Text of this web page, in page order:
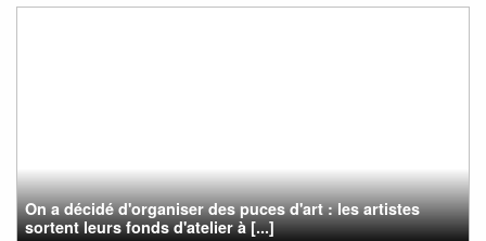
On a décidé d'organiser des puces d'art : les artistes
sortent leurs fonds d'atelier à [...]